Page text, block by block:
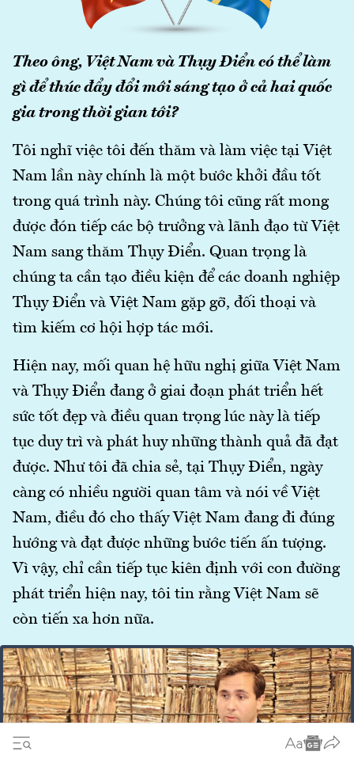
Theo ông, Việt Nam và Thụy Điển có thể làm
gì để thúc đẩy đổi mới sáng tạo ở cả hai quốc
gia trong thời gian tới?
Tôi nghĩ việc tôi đến thăm và làm việc tại Việt
Nam lần này chính là một bước khởi đầu tốt
trong quá trình này. Chúng tôi cũng rất mong
được đón tiếp các bộ trưởng và lãnh đạo từ Việt
Nam sang thăm Thụy Điển. Quan trọng là
chúng ta cần tạo điều kiện để các doanh nghiệp
Thụy Điển và Việt Nam gặp gỡ, đối thoại và
tìm kiếm cơ hội hợp tác mới.
Hiện nay, mối quan hệ hữu nghị giữa Việt Nam
và Thụy Điển đang ở giai đoạn phát triển hết
sức tốt đẹp và điều quan trọng lúc này là tiếp
tục duy trì và phát huy những thành quả đã đạt
được. Như tôi đã chia sẻ, tại Thụy Điển, ngày
càng có nhiều người quan tâm và nói về Việt
Nam, điều đó cho thấy Việt Nam đang đi đúng
hướng và đạt được những bước tiến ấn tượng.
Vì vậy, chỉ cần tiếp tục kiên định với con đường
phát triển hiện nay, tôi tin rằng Việt Nam sẽ
còn tiến xa hơn nữa.